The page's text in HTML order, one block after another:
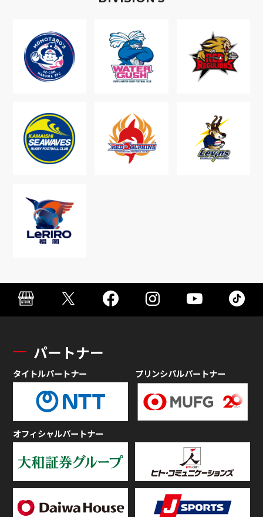
パートナー
タイトルパートナー プリンシパルパートナー
オフィシャルパートナー